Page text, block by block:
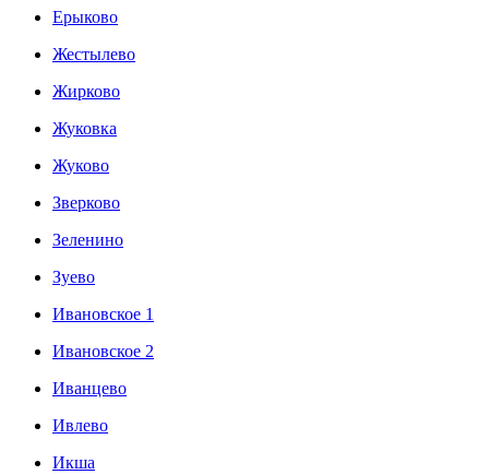
Ерыково
Жестылево
Жирково
Жуковка
Жуково
Зверково
Зеленино
Зуево
Ивановское 1
Ивановское 2
Иванцево
Ивлево
Икша